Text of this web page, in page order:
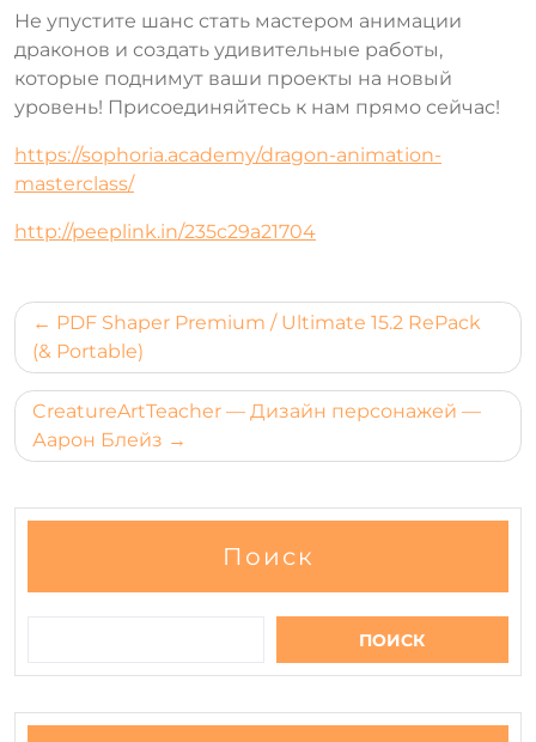
Не упустите шанс стать мастером анимации
драконов и создать удивительные работы,
которые поднимут ваши проекты на новый
уровень! Присоединяйтесь к нам прямо сейчас!
https://sophoria.academy/dragon-animation-
masterclass/
http://peeplink.in/235c29a21704
Навигация
по
записям
PDF Shaper Premium / Ultimate 15.2 RePack
(& Portable)
CreatureArtTeacher — Дизайн персонажей —
Аарон Блейз
Поиск
ПОИСК